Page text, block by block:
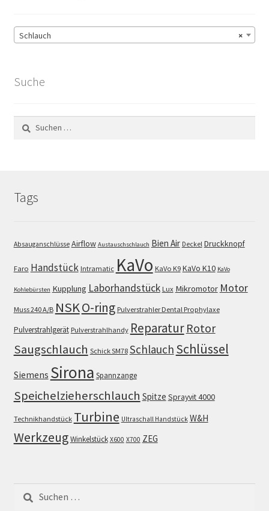
×
Schlauch
Suche
Suchen
nach:
Tags
Absauganschlüsse Airflow Austauschschlauch Bien Air Deckel Druckknopf
Faro Handstück Intramatic KaVo KaVo K9 KaVo K10 KaVo
Kohlebürsten Kupplung Laborhandstück Lux Mikromotor Motor
Muss 240 A/B NSKO-ring Pulverstrahler Dental Prophylaxe
Pulverstrahlgerät Pulverstrahlhandy Reparatur Rotor
Saugschlauch Schick SM78 Schlauch Schlüssel
Siemens Sirona Spannzange
Speichelzieherschlauch Spitze Sprayvit 4000
Technikhandstück Turbine Ultraschall Handstück W&H
WerkzeugWinkelstück X600 X700 ZEG
Suchen
nach: